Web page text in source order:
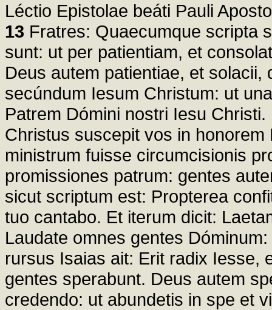
Léctio Epistolae beáti Pauli
13 Fratres: Quaecumque scripta
sunt: ut per patientiam, et
Deus autem patientiae, et
secúndum Iesum Christum: ut
Patrem Dómini nostri Iesu
Christus suscepit vos in
ministrum fuisse circumcisionis
promissiones patrum: gentes
sicut scriptum est: Propterea
tuo cantabo. Et iterum dicit:
Laudate omnes gentes
rursus Isaias ait: Erit radix Iesse,
gentes sperabunt. Deus autem
credendo: ut abundetis in spe et